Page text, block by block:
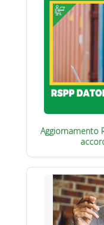
Aggiornamento